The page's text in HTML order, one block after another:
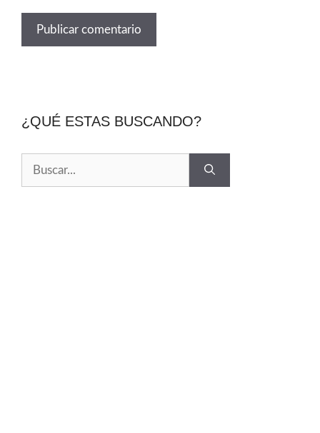
¿QUÉ ESTAS BUSCANDO?